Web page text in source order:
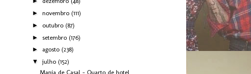
► novembro (111)
► outubro (87)
► setembro (176)
► agosto (238)
▼ julho (152)
Mania de Casal - Quarto de hotel